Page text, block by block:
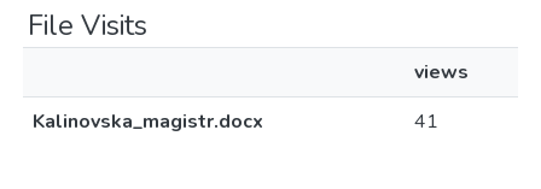
File Visits
views
Kalinovska_magistr.docx
41